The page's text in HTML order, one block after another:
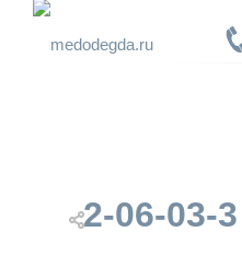
2-06-03-